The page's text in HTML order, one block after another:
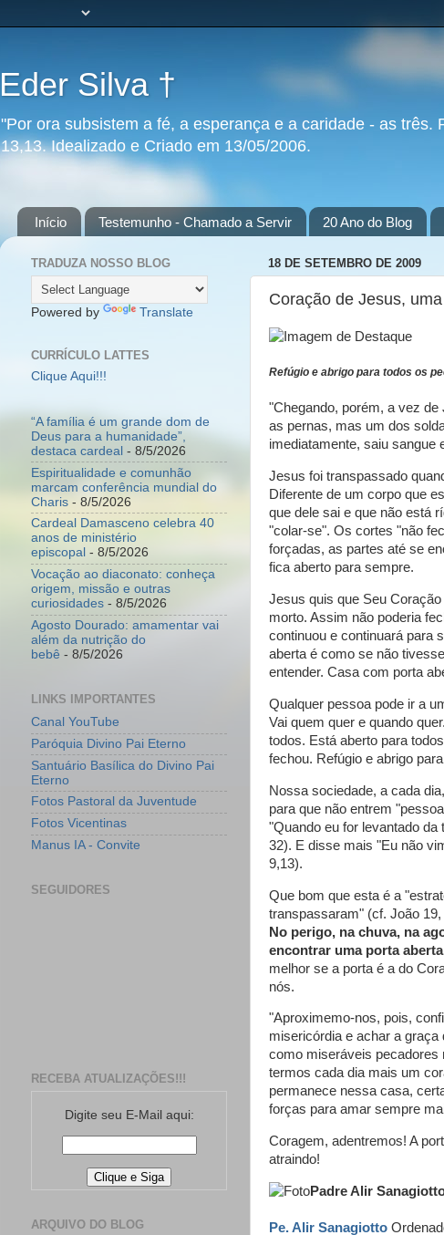
Eder Silva †
"Por ora subsistem a fé, a esperança e a caridade - as três.
13,13. Idealizado e Criado em 13/05/2006.
Início Testemunho - Chamado a Servir 20 Ano do Blog
18 DE SETEMBRO DE 2009
Coração de Jesus,
Refúgio e abrigo para todos os
"Chegando, porém, a vez
as pernas, mas um dos
imediatamente, saiu sangue
Jesus foi transpassado
Diferente de um corpo que
que dele sai e que não está
"colar-se". Os cortes "não
forçadas, as partes até se
fica aberto para sempre.
Jesus quis que Seu
morto. Assim não poderia
continuou e continuará para
aberta é como se não
entender. Casa com porta
Qualquer pessoa pode ir a
Vai quem quer e quando
todos. Está aberto para
fechou. Refúgio e abrigo
Nossa sociedade, a cada
para que não entrem
"Quando eu for levantado
32). E disse mais "Eu não
9,13).
Que bom que esta é a
transpassaram" (cf. João 19,
No perigo, na chuva, na
encontrar uma porta
melhor se a porta é a do
nós.
"Aproximemo-nos, pois,
misericórdia e achar a
como miseráveis pecadores
termos cada dia mais um
permanece nessa casa,
forças para amar sempre
Coragem, adentremos! A
atraindo!
Padre Alir
Pe. Alir Sanagiotto
TRADUZA NOSSO BLOG
Powered by Translate
CURRÍCULO LATTES
Clique Aqui!!!
“A família é um grande dom de
Deus para a humanidade”,
destaca cardeal - 8/5/2026
Espiritualidade e comunhão
marcam conferência mundial do
Charis - 8/5/2026
Cardeal Damasceno celebra 40
anos de ministério
episcopal - 8/5/2026
Vocação ao diaconato: conheça
origem, missão e outras
curiosidades - 8/5/2026
Agosto Dourado: amamentar vai
além da nutrição do
bebê - 8/5/2026
LINKS IMPORTANTES
Canal YouTube
Paróquia Divino Pai Eterno
Santuário Basílica do Divino Pai
Eterno
Fotos Pastoral da Juventude
Fotos Vicentinas
Manus IA - Convite
SEGUIDORES
RECEBA ATUALIZAÇÕES!!!
Digite seu E-Mail aqui:
ARQUIVO DO BLOG